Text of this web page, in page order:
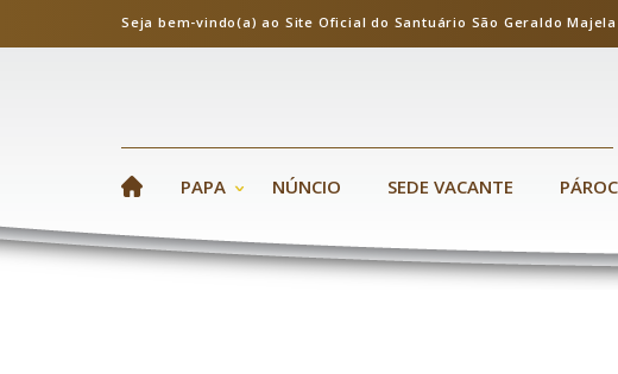
Seja bem-vindo(a) ao Site Oficial do Santuário São
PAPA NÚNCIO SEDE VACANTE